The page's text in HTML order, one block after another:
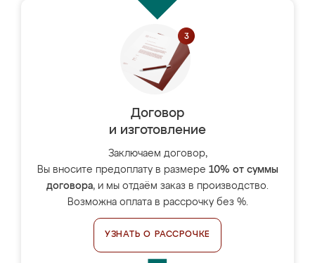
Договор
и изготовление
Заключаем договор,
Вы вносите предоплату в размере 10% от суммы
договора, и мы отдаём заказ в производство.
Возможна оплата в рассрочку без %.
УЗНАТЬ О РАССРОЧКЕ